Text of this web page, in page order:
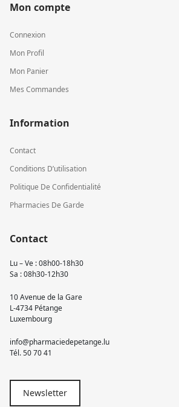
Mon compte
Connexion
Mon Profil
Mon Panier
Mes Commandes
Information
Contact
Conditions D’utilisation
Politique De Confidentialité
Pharmacies De Garde
Contact
Lu – Ve : 08h00-18h30
Sa : 08h30-12h30
10 Avenue de la Gare
L-4734 Pétange
Luxembourg
info@pharmaciedepetange.lu
Tél.50 70 41
Newsletter